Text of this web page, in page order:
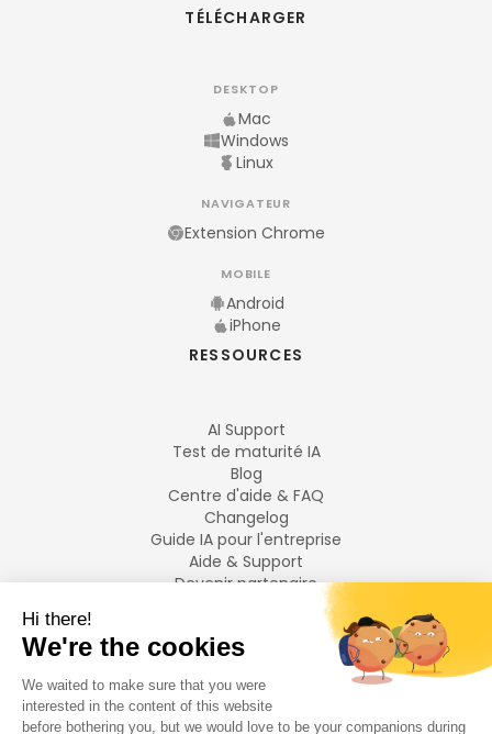
TÉLÉCHARGER
DESKTOP
Mac
Windows
Linux
NAVIGATEUR
Extension Chrome
MOBILE
Android
iPhone
RESSOURCES
AI Support
Test de maturité IA
Blog
Centre d'aide & FAQ
Changelog
Guide IA pour l'entreprise
Aide & Support
Devenir partenaire
LANGUES
Français